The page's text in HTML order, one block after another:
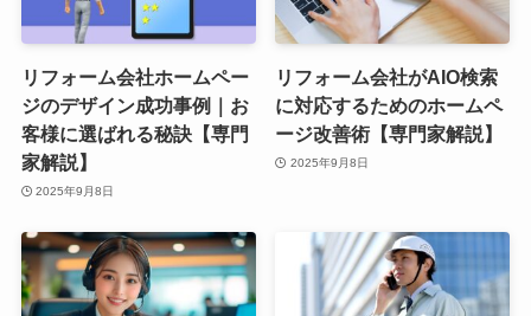
リフォーム会社ホームペー
ジのデザイン成功事例｜お
客様に選ばれる秘訣【専門
家解説】
2025年9月8日
リフォーム会社がAIO検索
に対応するためのホームペ
ージ改善術【専門家解説】
2025年9月8日